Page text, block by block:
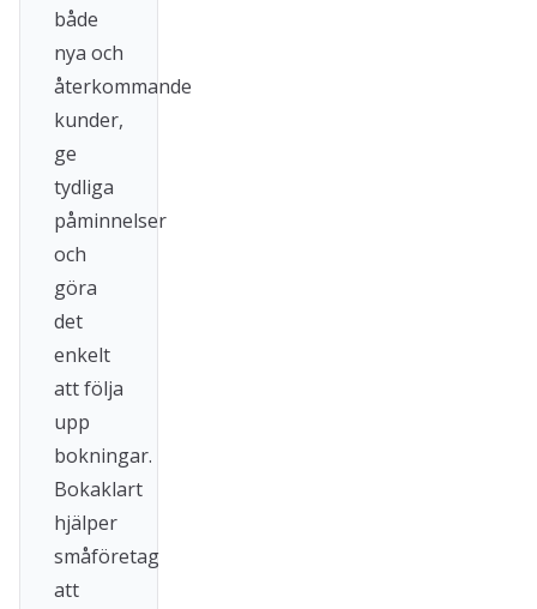
både
nya och
återkommande
kunder,
ge
tydliga
påminnelser
och
göra
det
enkelt
att följa
upp
bokningar.
Bokaklart
hjälper
småföretag
att